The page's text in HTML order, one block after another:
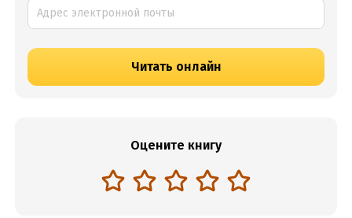
Читать онлайн
Оцените книгу